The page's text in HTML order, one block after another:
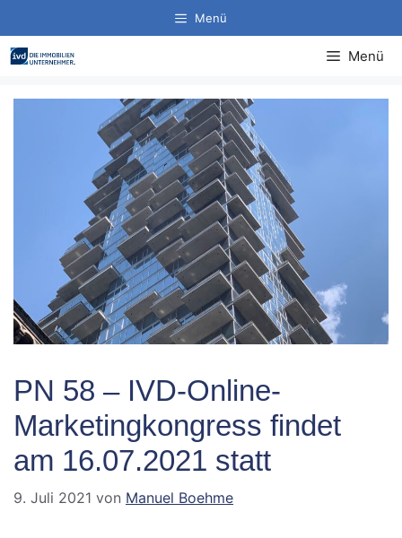
Inhalt
springen
Menü
Menü
PN 58 – IVD-Online-
Marketingkongress findet
am 16.07.2021 statt
9. Juli 2021 von Manuel Boehme